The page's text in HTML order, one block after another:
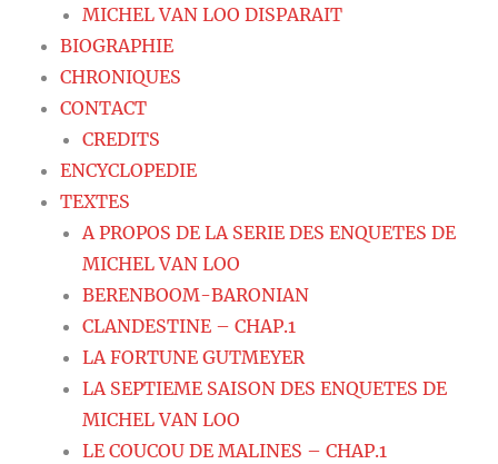
MICHEL VAN LOO DISPARAIT
BIOGRAPHIE
CHRONIQUES
CONTACT
CREDITS
ENCYCLOPEDIE
TEXTES
A PROPOS DE LA SERIE DES ENQUETES DE
MICHEL VAN LOO
BERENBOOM-BARONIAN
CLANDESTINE – CHAP.1
LA FORTUNE GUTMEYER
LA SEPTIEME SAISON DES ENQUETES DE
MICHEL VAN LOO
LE COUCOU DE MALINES – CHAP.1